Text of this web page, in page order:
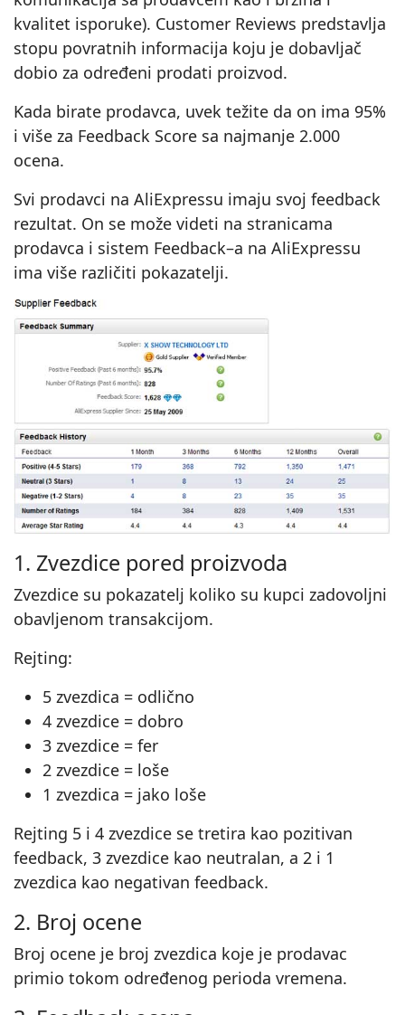
kvalitet isporuke). Customer Reviews predstavlja
stopu povratnih informacija koju je dobavljač
dobio za određeni prodati proizvod.
Kada birate prodavca, uvek težite da on ima 95%
i više za Feedback Score sa najmanje 2.000
ocena.
Svi prodavci na AliExpressu imaju svoj feedback
rezultat. On se može videti na stranicama
prodavca i sistem Feedback–a na AliExpressu
ima više različiti pokazatelji.
1. Zvezdice pored proizvoda
Zvezdice su pokazatelj koliko su kupci zadovoljni
obavljenom transakcijom.
Rejting:
5 zvezdica = odlično
4 zvezdice = dobro
3 zvezdice = fer
2 zvezdice = loše
1 zvezdica = jako loše
Rejting 5 i 4 zvezdice se tretira kao pozitivan
feedback, 3 zvezdice kao neutralan, a 2 i 1
zvezdica kao negativan feedback.
2. Broj ocene
Broj ocene je broj zvezdica koje je prodavac
primio tokom određenog perioda vremena.